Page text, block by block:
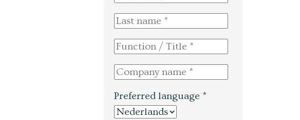
Preferred language *